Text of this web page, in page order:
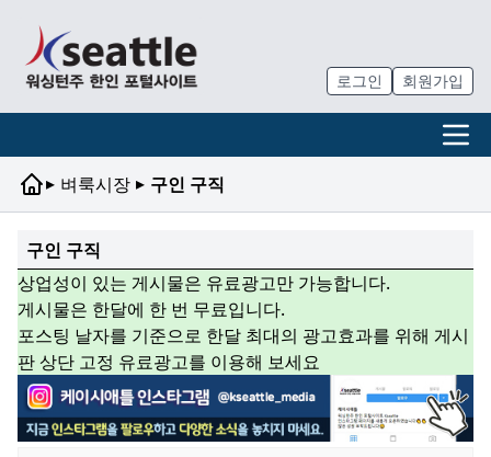
로그인 회원가입
▸ 벼룩시장 ▸ 구인 구직
구인 구직
상업성이 있는 게시물은 유료광고만 가능합니다.
게시물은 한달에 한 번 무료입니다.
포스팅 날자를 기준으로 한달 최대의 광고효과를 위해 게시
판 상단 고정 유료광고를 이용해 보세요